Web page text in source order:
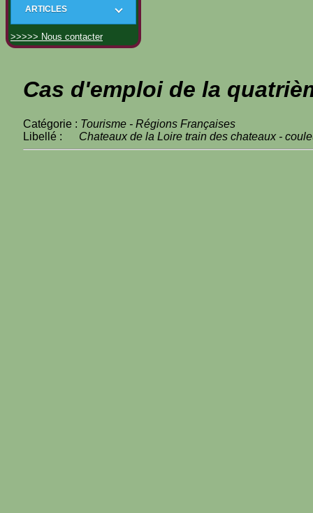
ARTICLES
>>>>> Nous contacter
Cas d'emploi de la
Catégorie : Tourisme - Régions Françaises
Libellé : Chateaux de la Loire train des chateaux -